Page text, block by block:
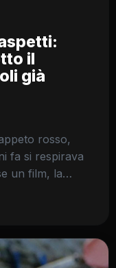
il
già
rosso,
fa si respirava
un film, la…